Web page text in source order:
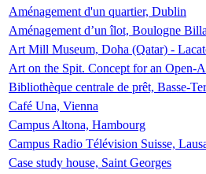
Aménagement d'un quartier, Dublin
Aménagement d’un îlot, Boulogne
Art Mill Museum, Doha (Qatar) -
Art on the Spit. Concept for an Open-
Bibliothèque centrale de prêt, Basse-
Café Una, Vienna
Campus Altona, Hambourg
Campus Radio Télévision Suisse,
Case study house, Saint Georges